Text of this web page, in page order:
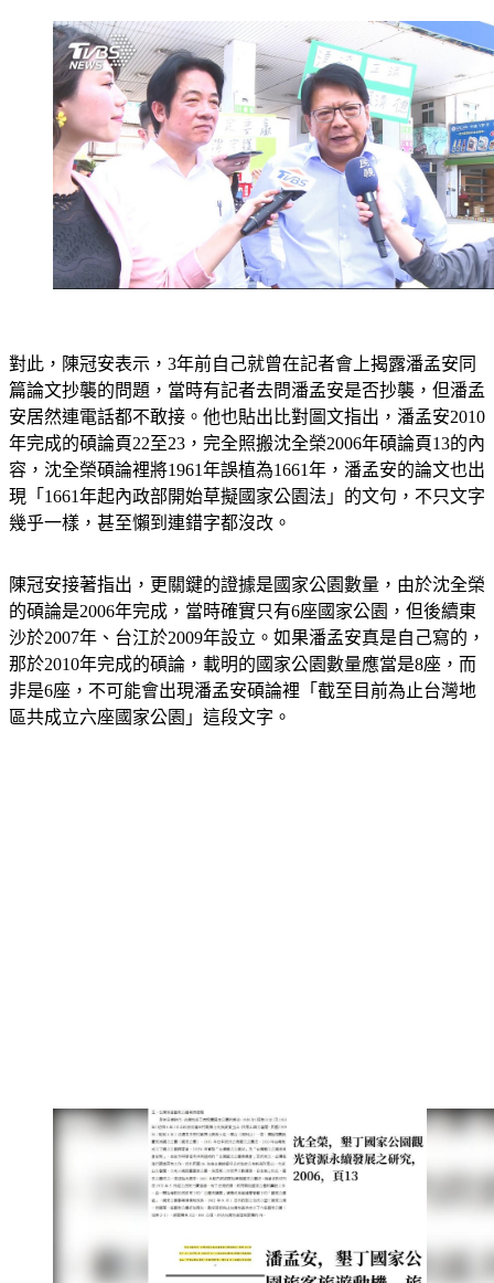
篇論文抄襲的問題，當時有記者去問潘孟安是否抄襲，但潘孟
安居然連電話都不敢接。他也貼出比對圖文指出，潘孟安2010
年完成的碩論頁22至23，完全照搬沈全榮2006年碩論頁13的內
容，沈全榮碩論裡將1961年誤植為1661年，潘孟安的論文也出
現「1661年起內政部開始草擬國家公園法」的文句，不只文字
幾乎一樣，甚至懶到連錯字都沒改。
的碩論是2006年完成，當時確實只有6座國家公園，但後續東
沙於2007年、台江於2009年設立。如果潘孟安真是自己寫的，
那於2010年完成的碩論，載明的國家公園數量應當是8座，而
非是6座，不可能會出現潘孟安碩論裡「截至目前為止台灣地
區共成立六座國家公園」這段文字。